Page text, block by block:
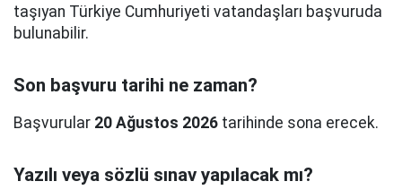
taşıyan Türkiye Cumhuriyeti vatandaşları başvuruda
bulunabilir.
Son başvuru tarihi ne zaman?
Başvurular 20 Ağustos 2026 tarihinde sona erecek.
Yazılı veya sözlü sınav yapılacak mı?